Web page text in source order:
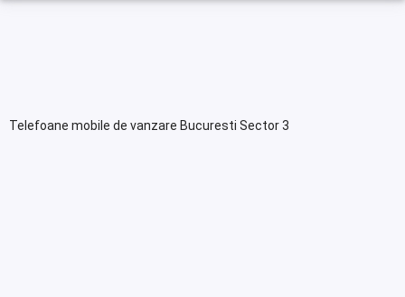
Telefoane mobile de vanzare Bucuresti Sector 3